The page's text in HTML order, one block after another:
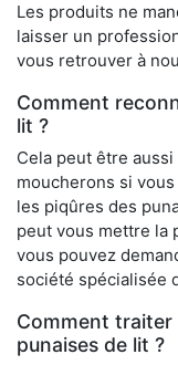
Les produits ne
laisser un
vous retrouver à
Comment
lit ?
Cela peut être
moucherons si
les piqûres des
peut vous mettre la
vous pouvez
société spécialisée
Comment
punaises de lit ?